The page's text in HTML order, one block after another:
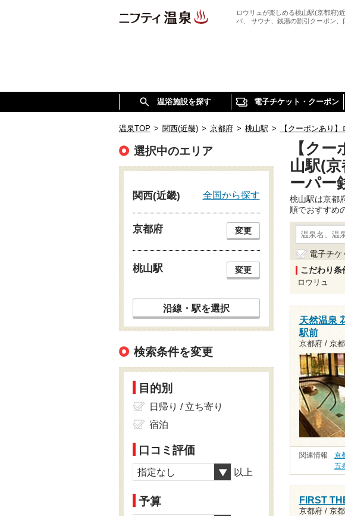
ロウリュが楽しめる桃山駅(京都府)
パ、 サウナ、銭湯の割引クーポン、
温浴施設を探す 電子チケット・クーポン
温泉TOP > 関西(近畿) > 京都府 > 桃山駅 > 【クーポンあり
【ク
山駅(
ーパー
桃山駅は京都
順でおすすめ
電子チケ
こだわり条
ロウリュ
天然温泉
駅前
京都府 / 京
関連情報 京
五
FIRST
京都府 / 京
選択中のエリア
関西(近畿) 全国から探す
京都府 変更
桃山駅 変更
沿線・駅を選択
検索条件を変更
目的別
日帰り / 立ち寄り
宿泊
口コミ評価
指定なし 以上
予算